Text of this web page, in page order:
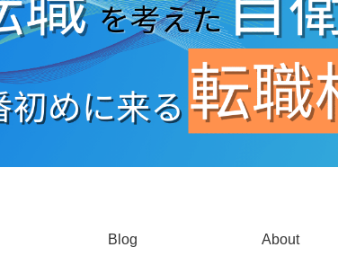
Blog About